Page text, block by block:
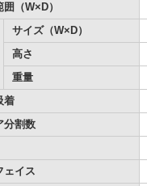
（W×D）
サイズ（W×D）
高さ
重量
着
分割数
ェイス